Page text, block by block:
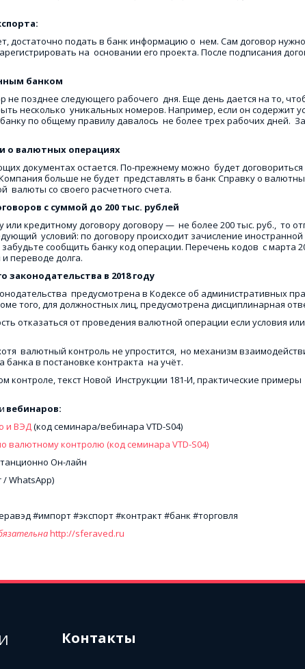
достаточно подать в банк информацию о  нем. Сам договор
на  основании его проекта. После подписания
банком
не позднее следующего рабочего  дня. Еще день дается на то,
несколько  уникальных номеров. Например, если он содержит
по общему правилу давалось  не более трех рабочих дней.
о валютных операциях
документах остается. По-прежнему можно  будет
больше не будет  представлять в банк Справку о
валюты со своего расчетного счета.
с суммой до 200 тыс. рублей
кредитному договору договору —  не более 200 тыс. руб.,  то
условий: по договору происходит зачисление
забудьте сообщить банку код операции. Перечень кодов  с марта
переводе долга.
в 2018 году
предусмотрена в Кодексе об административных
того, для должностных лиц, предусмотрена дисциплинарная
отказаться от проведения валютной операции если условия
валютный контроль не упростится,  но механизм
в постановке контракта  на учёт.
контроле, текст Новой  Инструкции 181-И, практические
вебинаров:
и ВЭД (код семинара/вебинара VTD-S04)
контролю (код семинара VTD-S04)
Он-лайн
/ WhatsApp)
#импорт #экспорт #контракт #банк #торговля
http://sferaved.ru
Контакты